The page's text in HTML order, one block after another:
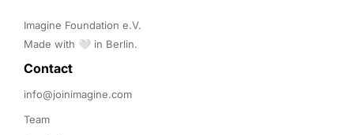
Imagine Foundation e.V.
Made with 🤍 in Berlin.
Contact
info@joinimagine.com
Team